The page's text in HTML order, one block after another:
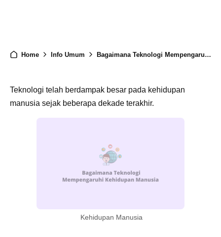
Home Info Umum Bagaimana Teknologi Mempengaruhi Kehidupan Manusia
Teknologi telah berdampak besar pada kehidupan
manusia sejak beberapa dekade terakhir.
Kehidupan Manusia